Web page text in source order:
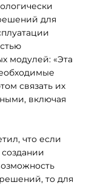
для
модулей: «Эта
связать их
включая
что если
то для